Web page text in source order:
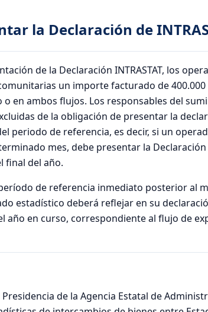
la Declaración de
de la Declaración INTRASTAT, los
un importe facturado de 400.000
en ambos flujos. Los responsables del
de la obligación de presentar la
periodo de referencia, es decir, si un
mes, debe presentar la Declaración
final del año.
de referencia inmediato posterior al
estadístico deberá reflejar en su
en curso, correspondiente al flujo de
Presidencia de la Agencia Estatal de